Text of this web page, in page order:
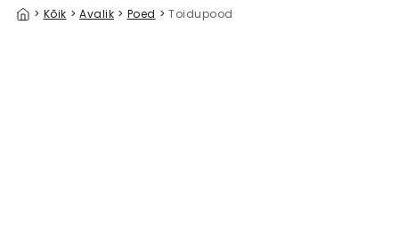
> Kõik > Avalik > Poed > Toidupood